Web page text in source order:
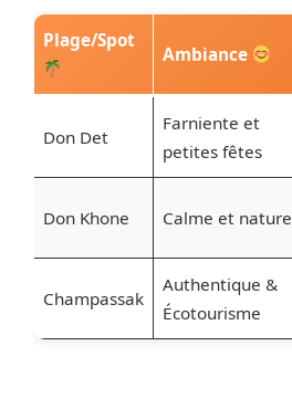
Plage/Spot
Ambiance
Don Det
Farniente et
petites fêtes
Don Khone Calme et nature
Champassak
Authentique &
Écotourisme